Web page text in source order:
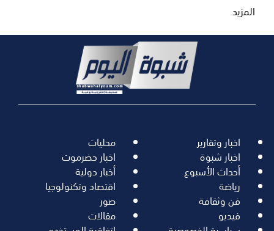
المزيد
اخبار وتقارير محليات
اخبار شبوة اخبار حضرموت
أحداث الأسبوع أخبار دولية
رياضة اقتصاد وتكنولوجيا
فن وثقافة صور
فيديو مقالات